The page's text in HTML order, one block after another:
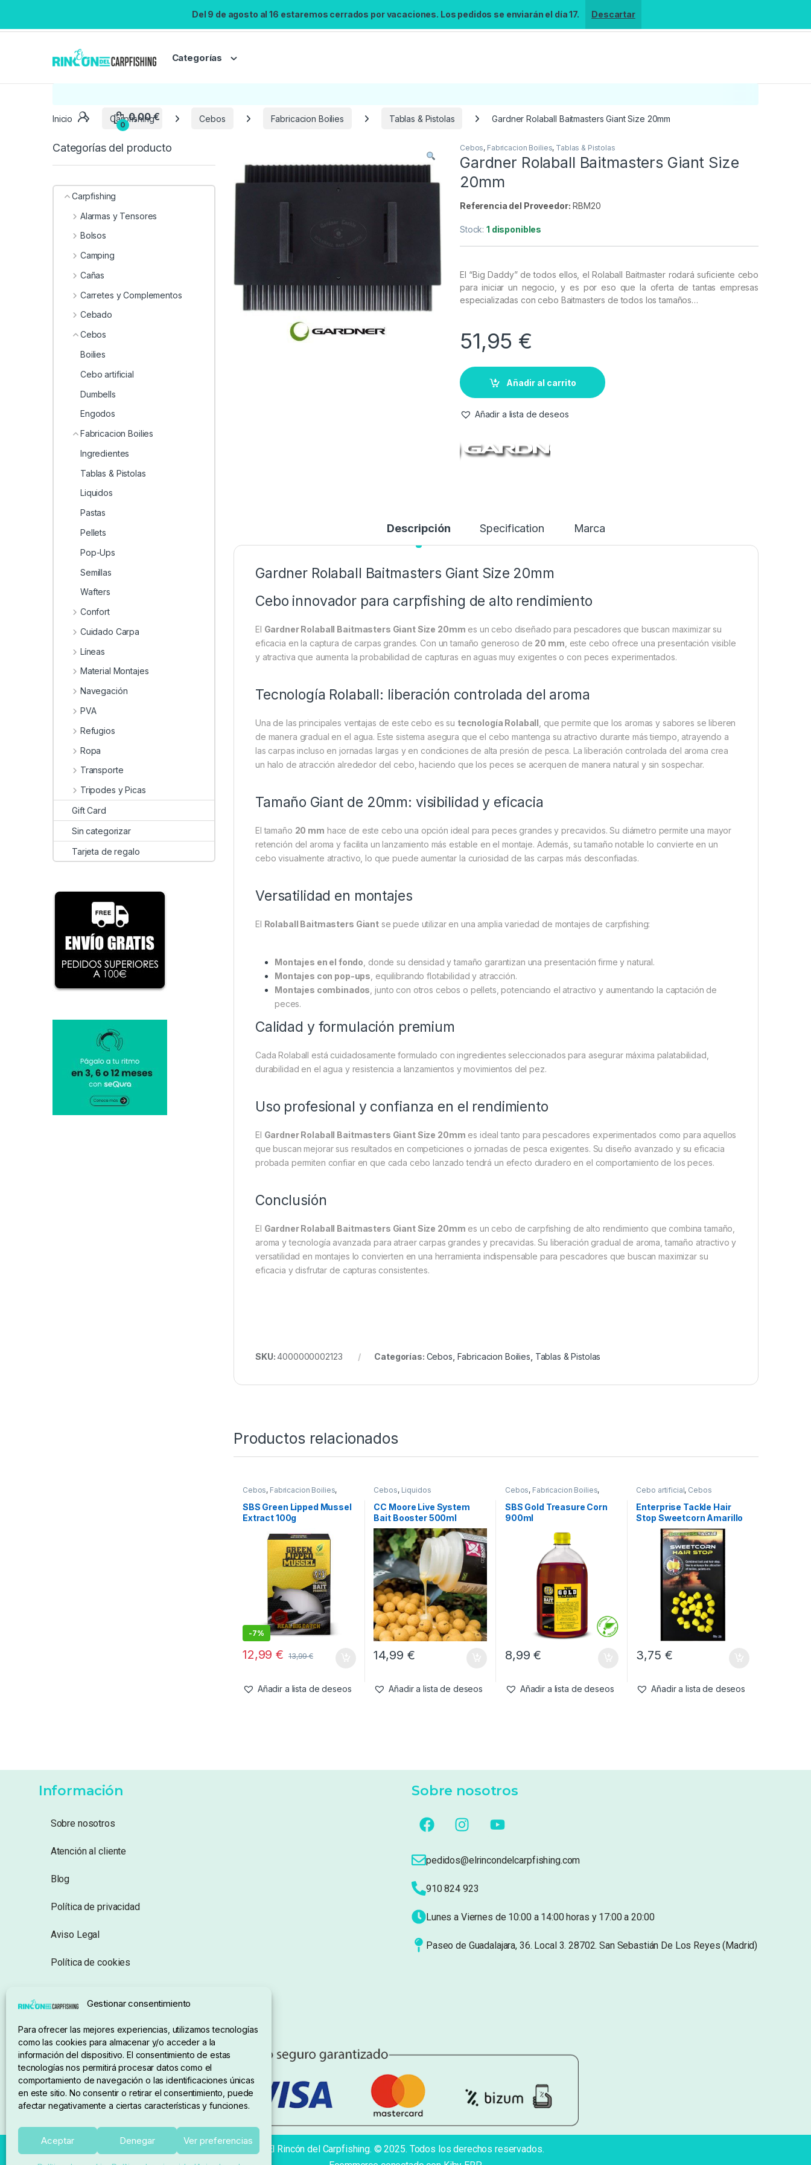
Gestionar consentimiento
Para ofrecer las mejores experiencias, utilizamos tecnologías
como las cookies para almacenar y/o acceder a la
información del dispositivo. El consentimiento de estas
tecnologías nos permitirá procesar datos como el
comportamiento de navegación o las identificaciones únicas
en este sitio. No consentir o retirar el consentimiento, puede
afectar negativamente a ciertas características y funciones.
Aceptar Denegar Ver preferencias
Del 9 de agosto al 16 estaremos cerrados por vacaciones. Los pedidos se enviarán el día 17. Descartar
Categorías
Búsqueda no disponible
No se pudo cargar el widget de búsqueda.
Inténtalo de nuevo.
Inicio Carpfishing Cebos Fabricacion Boilies Tablas & Pistolas Gardner Rolaball Baitmasters Giant Size 20mm
Cebos, Fabricacion Boilies, Tablas & Pistolas
Gardner Rolaball Baitmasters Giant Size
20mm
Referencia del Proveedor: RBM20
Stock:1 disponibles
El “Big Daddy” de todos ellos, el Rolaball Baitmaster rodará suficiente cebo
para iniciar un negocio, y es por eso que la oferta de tantas empresas
especializadas con cebo Baitmasters de todos los tamaños…
51,95 €
Añadir al carrito
Añadir a lista de deseos
Descripción Specification Marca
Gardner Rolaball Baitmasters Giant Size 20mm
Cebo innovador para carpfishing de alto rendimiento
El Gardner Rolaball Baitmasters Giant Size 20mm es un cebo diseñado para pescadores que buscan maximizar su
eficacia en la captura de carpas grandes. Con un tamaño generoso de 20 mm , este cebo ofrece una presentación visible
y atractiva que aumenta la probabilidad de capturas en aguas muy exigentes o con peces experimentados.
Tecnología Rolaball: liberación controlada del aroma
Una de las principales ventajas de este cebo es su tecnología Rolaball , que permite que los aromas y sabores se liberen
de manera gradual en el agua. Este sistema asegura que el cebo mantenga su atractivo durante más tiempo, atrayendo a
las carpas incluso en jornadas largas y en condiciones de alta presión de pesca. La liberación controlada del aroma crea
un halo de atracción alrededor del cebo, haciendo que los peces se acerquen de manera natural y sin sospechar.
Tamaño Giant de 20mm: visibilidad y eficacia
El tamaño 20 mm hace de este cebo una opción ideal para peces grandes y precavidos. Su diámetro permite una mayor
retención del aroma y facilita un lanzamiento más estable en el montaje. Además, su tamaño notable lo convierte en un
cebo visualmente atractivo, lo que puede aumentar la curiosidad de las carpas más desconfiadas.
Versatilidad en montajes
El Rolaball Baitmasters Giantse puede utilizar en una amplia variedad de montajes de carpfishing:
Montajes en el fondo , donde su densidad y tamaño garantizan una presentación firme y natural.
Montajes con pop-ups , equilibrando flotabilidad y atracción.
Montajes combinados , junto con otros cebos o pellets, potenciando el atractivo y aumentando la captación de
peces.
Calidad y formulación premium
Cada Rolaball está cuidadosamente formulado con ingredientes seleccionados para asegurar máxima palatabilidad,
durabilidad en el agua y resistencia a lanzamientos y movimientos del pez.
Uso profesional y confianza en el rendimiento
El Gardner Rolaball Baitmasters Giant Size 20mm es ideal tanto para pescadores experimentados como para aquellos
que buscan mejorar sus resultados en competiciones o jornadas de pesca exigentes. Su diseño avanzado y su eficacia
probada permiten confiar en que cada cebo lanzado tendrá un efecto duradero en el comportamiento de los peces.
Conclusión
El Gardner Rolaball Baitmasters Giant Size 20mm es un cebo de carpfishing de alto rendimiento que combina tamaño,
aroma y tecnología avanzada para atraer carpas grandes y precavidas. Su liberación gradual de aroma, tamaño atractivo y
versatilidad en montajes lo convierten en una herramienta indispensable para pescadores que buscan maximizar su
eficacia y disfrutar de capturas consistentes.
SKU:4000000002123 Categorías: Cebos Fabricacion Boilies Tablas & Pistolas
Productos relacionados
Cebos, Fabricacion Boilies,
SBS Green Lipped Mussel
Extract 100g
-7%
12,99€ 13,99€
Añadir a lista de deseos
Cebos, Liquidos
CC Moore Live System
Bait Booster 500ml
14,99 €
Añadir a lista de deseos
Cebos, Fabricacion Boilies,
SBS Gold Treasure Corn
900ml
8,99€
Añadir a lista de deseos
Cebo artificial, Cebos
Enterprise Tackle Hair
Stop Sweetcorn Amarillo
3,75 €
Añadir a lista de deseos
Categorías del producto
Carpfishing
Alarmas y Tensores
Bolsos
Camping
Cañas
Carretes y Complementos
Cebado
Cebos
Boilies
Cebo artificial
Dumbells
Engodos
Fabricacion Boilies
Ingredientes
Tablas & Pistolas
Liquidos
Pastas
Pellets
Pop-Ups
Semillas
Wafters
Confort
Cuidado Carpa
Líneas
Material Montajes
Navegación
PVA
Refugios
Ropa
Transporte
Tripodes y Picas
Gift Card
Sin categorizar
Tarjeta de regalo
Información
Sobre nosotros
Atención al cliente
Blog
Política de privacidad
Aviso Legal
Política de cookies
Condiciones de compra
Sobre nosotros
pedidos@elrincondelcarpfishing.com
910 824 923
Lunes a Viernes de 10:00 a 14:00 horas y 17:00 a 20:00
Paseo de Guadalajara, 36. Local 3. 28702. San Sebastián De Los Reyes (Madrid)
El Rincón del Carpfishing. © 2025. Todos los derechos reservados.